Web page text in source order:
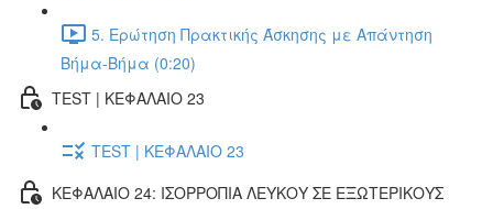
5. Ερώτηση Πρακτικής Άσκησης με Απάντηση
Βήμα-Βήμα (0:20)
TEST | ΚΕΦΑΛΑΙΟ 23
TEST | ΚΕΦΑΛΑΙΟ 23
ΚΕΦΑΛΑΙΟ 24: ΙΣΟΡΡΟΠΙΑ ΛΕΥΚΟΥ ΣΕ ΕΞΩΤΕΡΙΚΟΥΣ